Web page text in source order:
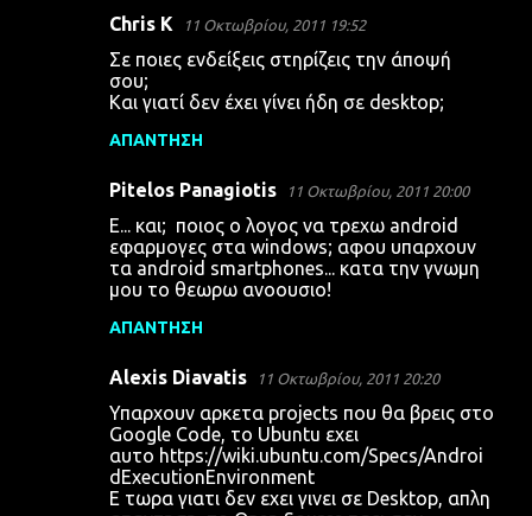
Chris K 11 Οκτωβρίου, 2011 19:52
Σε ποιες ενδείξεις στηρίζεις την άποψή
σου;
Και γιατί δεν έχει γίνει ήδη σε desktop;
ΑΠΆΝΤΗΣΗ
Pitelos Panagiotis 11 Οκτωβρίου, 2011 20:00
Ε... και; ποιος ο λογος να τρεχω android
εφαρμογες στα windows; αφου υπαρχουν
τα android smartphones... κατα την γνωμη
μου το θεωρω ανοουσιο!
ΑΠΆΝΤΗΣΗ
Alexis Diavatis 11 Οκτωβρίου, 2011 20:20
Υπαρχουν αρκετα projects που θα βρεις στο
Google Code, το Ubuntu εχει
αυτο https://wiki.ubuntu.com/Specs/Androi
dExecutionEnvironment
Ε τωρα γιατι δεν εχει γινει σε Desktop, απλη